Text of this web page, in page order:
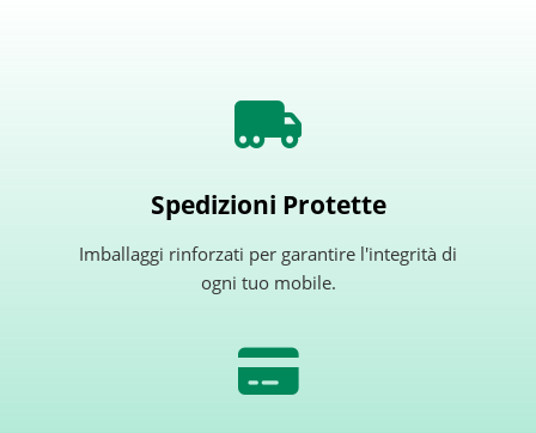
Spedizioni Protette
Imballaggi rinforzati per garantire l'integrità di
ogni tuo mobile.